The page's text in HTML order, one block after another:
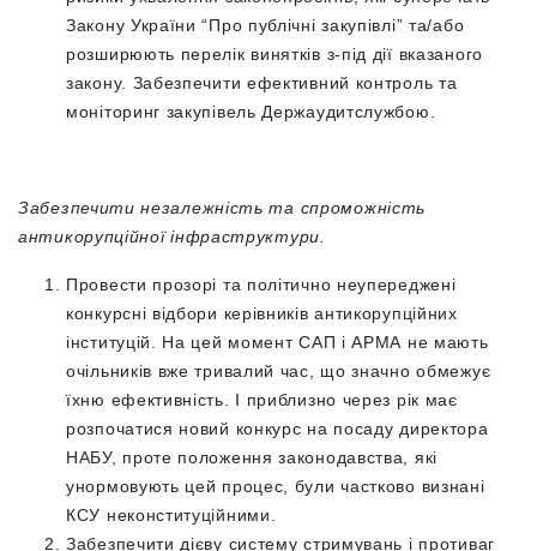
Закону України “Про публічні закупівлі” та/або
розширюють перелік винятків з-під дії вказаного
закону. Забезпечити ефективний контроль та
моніторинг закупівель Держаудитслужбою.
Забезпечити незалежність та спроможність
антикорупційної інфраструктури.
Провести прозорі та політично неупереджені
конкурсні відбори керівників антикорупційних
інституцій. На цей момент САП і АРМА не мають
очільників вже тривалий час, що значно обмежує
їхню ефективність. І приблизно через рік має
розпочатися новий конкурс на посаду директора
НАБУ, проте положення законодавства, які
унормовують цей процес, були частково визнані
КСУ неконституційними.
Забезпечити дієву систему стримувань і противаг